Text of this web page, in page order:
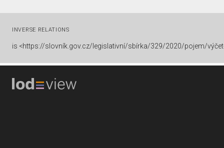
INVERSE RELATIONS
is <https://slovník.gov.cz/legislativní/sbírka/329/2020/pojem/